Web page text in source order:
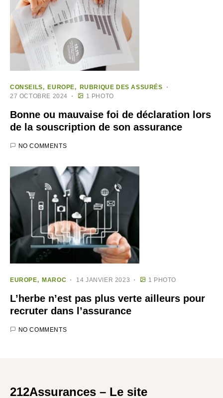
CONSEILS EUROPE
RUBRIQUE DES ASSURÉS
27 OCTOBRE 2024
1 PHOTO
Bonne ou mauvaise foi de déclaration lors
de la souscription de son assurance
NO COMMENTS
EUROPE MAROC 14 JANVIER 2023 1 PHOTO
L’herbe n’est pas plus verte ailleurs pour
recruter dans l’assurance
NO COMMENTS
212Assurances – Le site